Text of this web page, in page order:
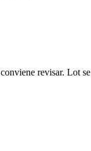
revisar. Lot